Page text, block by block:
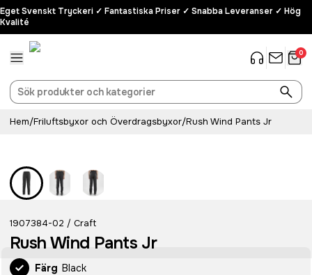
Eget Svenskt Tryckeri ✓ Fantastiska Priser ✓ Snabba Leveranser ✓ Hög
Kvalité
0
Hem/Friluftsbyxor och Överdragsbyxor/Rush Wind Pants Jr
1907384-02 / Craft
Rush Wind Pants Jr
Färg Black